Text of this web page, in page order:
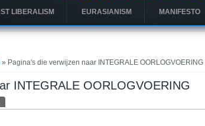
LIBERALISM EURASIANISM MANIFESTO
» Pagina's die verwijzen naar INTEGRALE OORLOGVOERING
INTEGRALE OORLOGVOERING
tabblad)